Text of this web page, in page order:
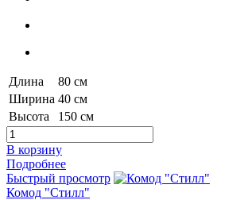
Длина
80 см
Ширина 40 см
Высота
150 см
В корзину
Подробнее
Быстрый просмотр
Комод "Стилл"